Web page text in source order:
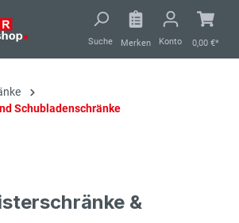
Suche Merken Konto 0,00 €*
Schubladenschränke
&